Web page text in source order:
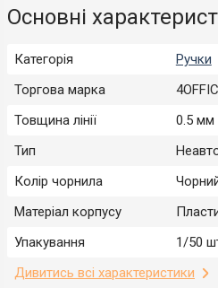
Основні
Категорія
Ручки
Торгова марка
Товщина лінії
0.5 мм
Тип
Колір чорнила
Матеріал корпусу
Упакування
1/50
Дивитись всі характеристики